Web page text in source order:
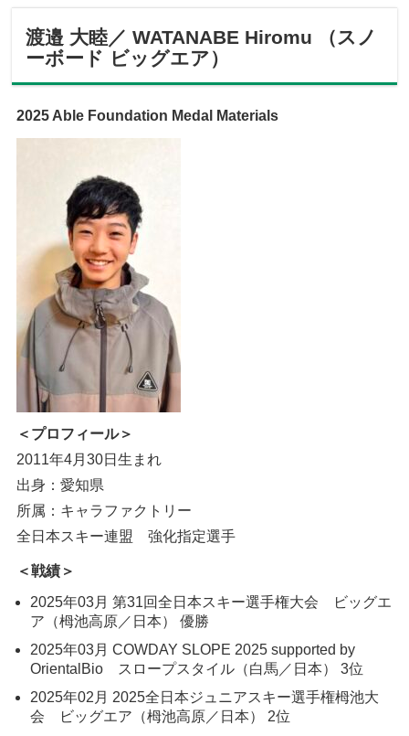
渡邉 大睦／ WATANABE Hiromu （スノ
ーボード ビッグエア）
2025 Able Foundation Medal Materials
＜プロフィール＞
2011年4月30日生まれ
出身：愛知県
所属：キャラファクトリー
全日本スキー連盟 強化指定選手
＜戦績＞
2025年03月 第31回全日本スキー選手権大会 ビッグエ
ア（栂池高原／日本） 優勝
2025年03月 COWDAY SLOPE 2025 supported by
OrientalBio スロープスタイル（白馬／日本） 3位
2025年02月 2025全日本ジュニアスキー選手権栂池大
会 ビッグエア（栂池高原／日本） 2位